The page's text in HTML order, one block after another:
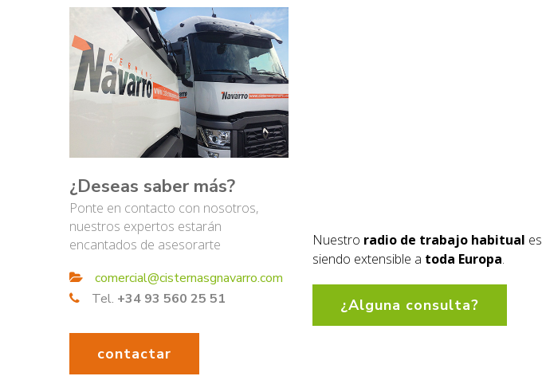
Nuestro radio de trabajo habitual es
siendo extensible a toda Europa.
¿Alguna consulta?
¿Deseas saber más?
Ponte en contacto con nosotros,
nuestros expertos estarán
encantados de asesorarte
comercial@cisternasgnavarro.com
Tel. +34 93 560 25 51
contactar